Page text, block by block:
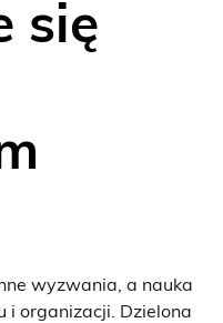
się
wyzwania, a nauka
i organizacji. Dzielona